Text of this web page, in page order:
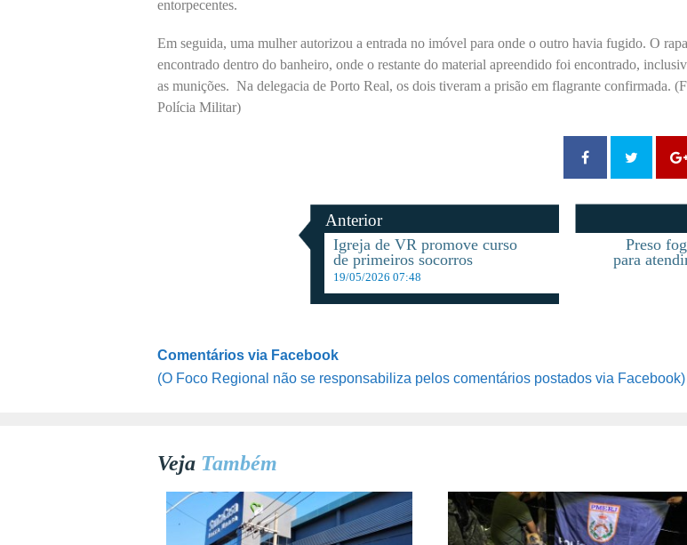
entorpecentes.
Em seguida, uma mulher autorizou a entrada no imóvel para onde o outro havia fugido. O
encontrado dentro do banheiro, onde o restante do material apreendido foi encontrado,
as munições. Na delegacia de Porto Real, os dois tiveram a prisão em flagrante confirmada.
Polícia Militar)
Anterior
Igreja de VR promove curso
de primeiros socorros
19/05/2026 07:48
Preso
para
Comentários via Facebook
(O Foco Regional não se responsabiliza pelos comentários postados via Facebook)
Veja Também